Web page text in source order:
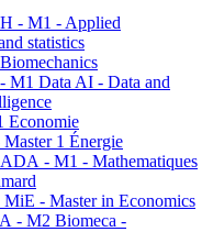
- M1 - Applied
statistics
Data AI - Data and
Economie
1 Énergie
- M1 - Mathematiques
- Master in Economics
- M2 Biomeca -